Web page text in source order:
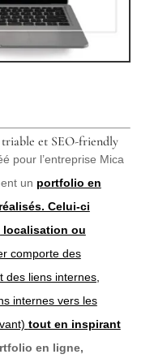
et SEO-friendly
pour l’entreprise Mica
un portfolio en
Celui-ci
localisation ou
comporte des
des liens internes,
internes vers les
tout en inspirant
en ligne,